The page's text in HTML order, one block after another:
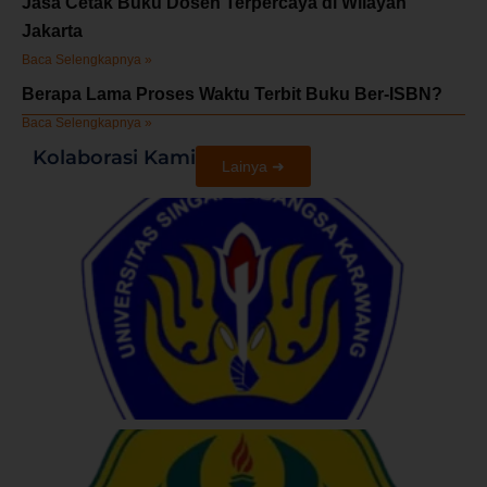
Jakarta
Baca Selengkapnya »
Berapa Lama Proses Waktu Terbit Buku Ber-ISBN?
Baca Selengkapnya »
Kolaborasi Kami Lainya ➜